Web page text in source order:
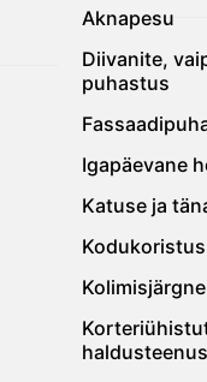
Aknapesu
Diivanite,
puhastus
Igapäevane
Katuse ja
Kodukoristus
haldusteenus